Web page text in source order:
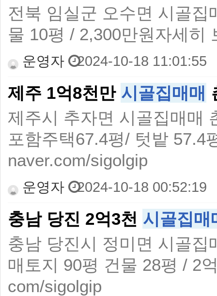
전북 임실군 오수면 시골
물 10평 / 2,300만원자세히
운영자 2024-10-18 11:01:55
제주 1억8천만 시골집매매
제주시 추자면 시골집매매
포함주택67.4평/ 텃밭 57.4
naver.com/sigolgip
운영자 2024-10-18 00:52:19
충남 당진 2억3천 시골집매
충남 당진시 정미면 시골
매토지 90평 건물 28평 / 2
com/sigolgip